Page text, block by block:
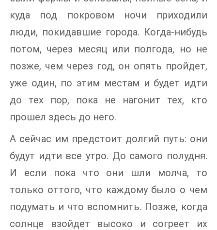
куда под покровом ночи приходили
люди, покидавшие города. Когда-нибудь
потом, через месяц или полгода, но не
позже, чем через год, он опять пройдет,
уже один, по этим местам и будет идти
до тех пор, пока не нагонит тех, кто
прошел здесь до него.
А сейчас им предстоит долгий путь: они
будут идти все утро. До самого полудня.
И если пока что они шли молча, то
только оттого, что каждому было о чем
подумать и что вспомнить. Позже, когда
солнце взойдет высоко и согреет их